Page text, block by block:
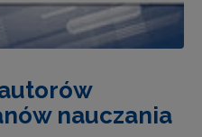
nauczania